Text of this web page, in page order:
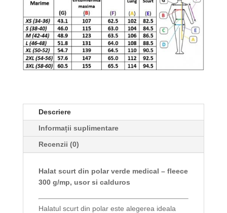
Descriere
Informații suplimentare
Recenzii (0)
Halat scurt din polar verde medical – fleece
300 g/mp, usor si calduros
Halatul scurt din polar este alegerea ideala